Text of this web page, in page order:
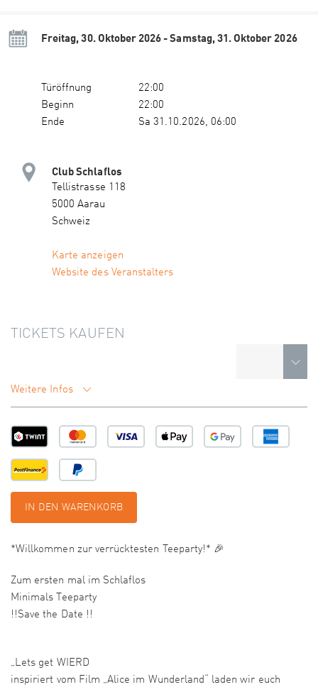
Freitag, 30. Oktober 2026 - Samstag, 31. Oktober 2026
Türöffnung
22:00
Beginn
22:00
Ende
Sa 31.10.2026, 06:00
Club Schlaflos
Tellistrasse 118
5000 Aarau
Schweiz
Karte anzeigen
Website des Veranstalters
TICKETS KAUFEN
Weitere Infos
IN DEN WARENKORB
*Willkommen zur verrücktesten Teeparty!* 🎉
Zum ersten mal im Schlaflos
Minimals Teeparty
!!Save the Date !!
„Lets get WIERD
inspiriert vom Film „Alice im Wunderland“ laden wir euch